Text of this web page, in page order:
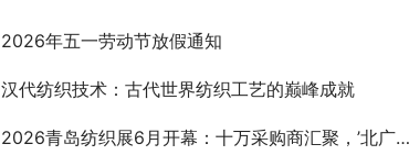
2026年五一劳动节放假通知
汉代纺织技术：古代世界纺织工艺的巅峰成就
2026青岛纺织展6月开幕：十万采购商汇聚，’北广交会’再造行业旺季